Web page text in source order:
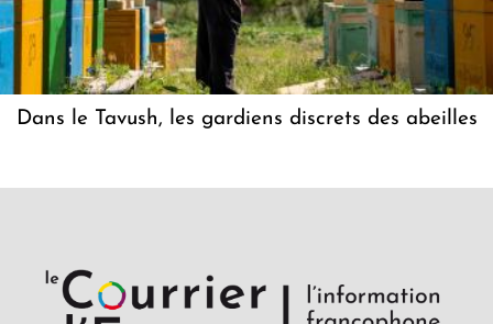
Dans le Tavush, les gardiens discrets des abeilles